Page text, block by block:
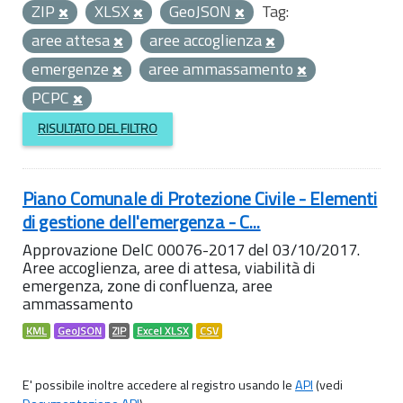
ZIP
XLSX GeoJSON
Tag:
aree attesa
aree accoglienza
emergenze
aree ammassamento
PCPC
RISULTATO DEL FILTRO
Piano Comunale di Protezione Civile - Elementi
di gestione dell'emergenza - C...
Approvazione DelC 00076-2017 del 03/10/2017.
Aree accoglienza, aree di attesa, viabilità di
emergenza, zone di confluenza, aree
ammassamento
KML GeoJSON ZIP Excel XLSX CSV
E' possibile inoltre accedere al registro usando leAPI(vedi